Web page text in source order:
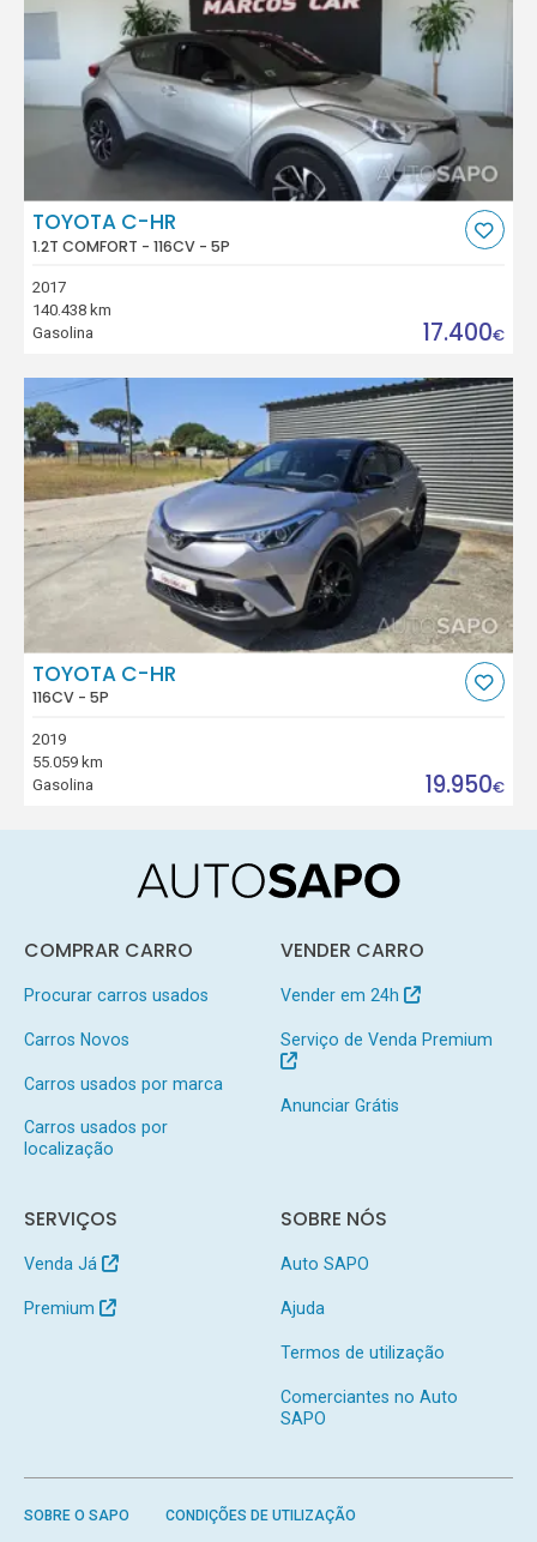
TOYOTA C-HR
1.2T COMFORT - 116CV - 5P
2017
140.438 km
Gasolina
17.400€
TOYOTA C-HR
116CV - 5P
2019
55.059 km
Gasolina
19.950€
COMPRAR CARRO
Procurar carros usados
Carros Novos
Carros usados por marca
Carros usados por
localização
VENDER CARRO
Vender em 24h
Serviço de Venda Premium
Anunciar Grátis
SERVIÇOS
Venda Já
Premium
SOBRE NÓS
Auto SAPO
Ajuda
Termos de utilização
Comerciantes no Auto
SAPO
SOBRE O SAPO CONDIÇÕES DE UTILIZAÇÃO